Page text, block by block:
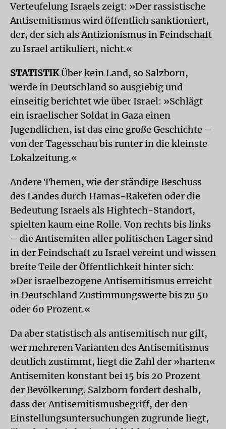
Verteufelung Israels zeigt: »Der rassistische
Antisemitismus wird öffentlich sanktioniert,
der, der sich als Antizionismus in Feindschaft
zu Israel artikuliert, nicht.«
STATISTIKÜber kein Land, so Salzborn,
werde in Deutschland so ausgiebig und
einseitig berichtet wie über Israel: »Schlägt
ein israelischer Soldat in Gaza einen
Jugendlichen, ist das eine große Geschichte –
von der Tagesschau bis runter in die kleinste
Lokalzeitung.«
Andere Themen, wie der ständige Beschuss
des Landes durch Hamas-Raketen oder die
Bedeutung Israels als Hightech-Standort,
spielten kaum eine Rolle. Von rechts bis links
– die Antisemiten aller politischen Lager sind
in der Feindschaft zu Israel vereint und wissen
breite Teile der Öffentlichkeit hinter sich:
»Der israelbezogene Antisemitismus erreicht
in Deutschland Zustimmungswerte bis zu 50
oder 60 Prozent.«
Da aber statistisch als antisemitisch nur gilt,
wer mehreren Varianten des Antisemitismus
deutlich zustimmt, liegt die Zahl der »harten«
Antisemiten konstant bei 15 bis 20 Prozent
der Bevölkerung. Salzborn fordert deshalb,
dass der Antisemitismusbegriff, der den
Einstellungsuntersuchungen zugrunde liegt,